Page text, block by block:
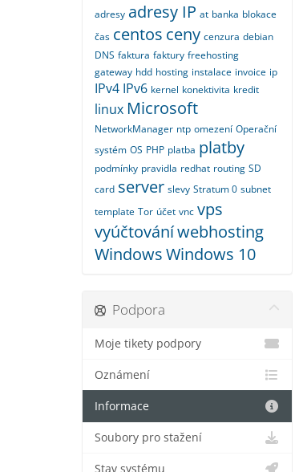
adresy adresy IP at banka blokace
čas centos ceny cenzura debian
DNS faktura faktury freehosting
gateway hdd hosting instalace invoice ip
IPv4 IPv6 kernel konektivita kredit
linux Microsoft
NetworkManager ntp omezení Operační
systém OS PHP platba platby
podmínky pravidla redhat routing SD
card server slevy Stratum 0 subnet
template Tor účet vnc vps
vyúčtováníwebhosting
WindowsWindows 10
Podpora
Moje tikety podpory
Oznámení
Informace
Soubory pro stažení
Stav systému